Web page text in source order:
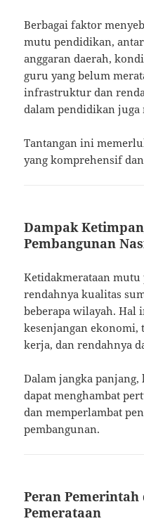
Berbagai faktor
mutu pendidikan,
anggaran daerah,
guru yang belum
infrastruktur dan
dalam pendidikan
Tantangan ini
yang komprehensif
Dampak
Pembangunan
Ketidakmerataan
rendahnya kualitas
beberapa wilayah. Hal
kesenjangan ekonomi,
kerja, dan rendahnya
Dalam jangka
dapat menghambat
dan memperlambat
pembangunan.
Peran
Pemerataan